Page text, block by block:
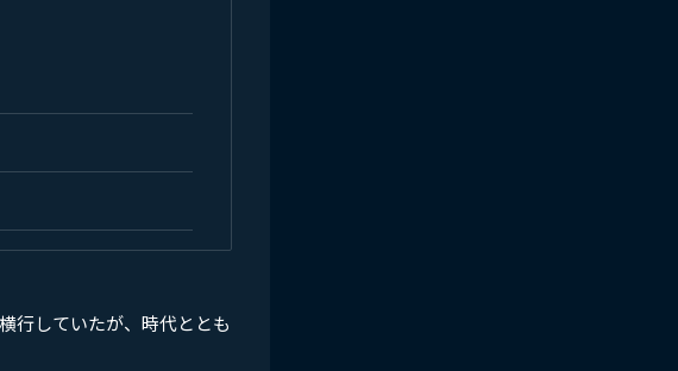
行していたが、時代ととも